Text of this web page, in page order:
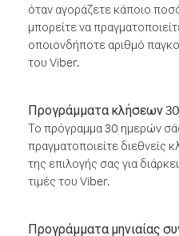
όταν αγοράζετε κάποιο
μπορείτε να
οποιονδήποτε αριθμό
του Viber.
Προγράμματα κλήσεων
Το πρόγραμμα 30 ημερών
πραγματοποιείτε διεθνείς
της επιλογής σας για
τιμές του Viber.
Προγράμματα μηνιαίας